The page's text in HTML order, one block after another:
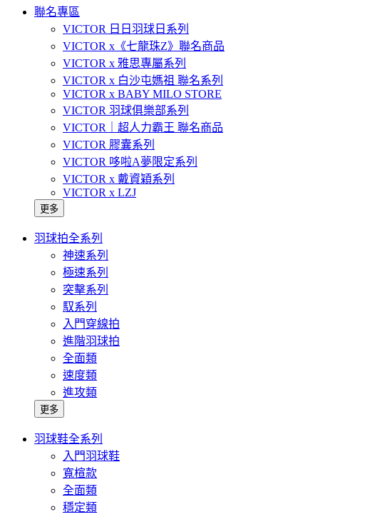
聯名專區
VICTOR 日日羽球日系列
VICTOR x《七龍珠Z》聯名商品
VICTOR x 雅思專屬系列
VICTOR x 白沙屯媽祖 聯名系列
VICTOR x BABY MILO STORE
VICTOR 羽球俱樂部系列
VICTOR｜超人力霸王 聯名商品
VICTOR 膠囊系列
VICTOR 哆啦A夢限定系列
VICTOR x 戴資穎系列
VICTOR x LZJ
更多
羽球拍全系列
神速系列
極速系列
突擊系列
馭系列
入門穿線拍
進階羽球拍
全面類
速度類
進攻類
更多
羽球鞋全系列
入門羽球鞋
寬楦款
全面類
穩定類